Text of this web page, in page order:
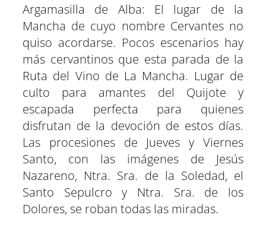
Argamasilla de Alba: El lugar de la
Mancha de cuyo nombre Cervantes no
quiso acordarse. Pocos escenarios hay
más cervantinos que esta parada de la
Ruta del Vino de La Mancha. Lugar de
culto para amantes del Quijote y
escapada perfecta para quienes
disfrutan de la devoción de estos días.
Las procesiones de Jueves y Viernes
Santo, con las imágenes de Jesús
Nazareno, Ntra. Sra. de la Soledad, el
Santo Sepulcro y Ntra. Sra. de los
Dolores, se roban todas las miradas.